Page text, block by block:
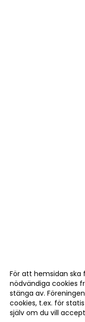
För att hemsidan ska
nödvändiga cookies
stänga av.
cookies, t.ex. för
själv om du vill